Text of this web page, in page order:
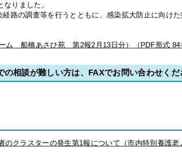
りました。
路の調査等を行うとともに、感染拡大防止に向け
ム 船橋あさひ苑 第2報2月13日分）（PDF形式 84
相談が難しい方は、FAXでお問い合わせくだ
のクラスターの発生第1報について（市内特別養護老